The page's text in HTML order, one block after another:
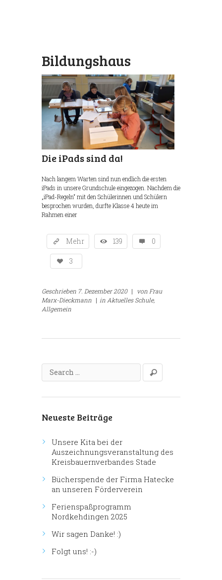
Bildungshaus
Wischhafen
Die iPads sind da!
Nach langem Warten sind nun endlich die ersten
iPads in unsere Grundschule eingezogen. Nachdem die
„iPad-Regeln“ mit den Schülerinnen und Schülern
besprochen wurden, durfte Klasse 4 heute im
Rahmen einer
Mehr 139 0
3
Geschrieben 7. Dezember 2020 | von Frau
Marx-Dieckmann | in Aktuelles Schule,
Allgemein
Neueste Beiträge
Unsere Kita bei der
Auszeichnungsveranstaltung des
Kreisbauernverbandes Stade
Bücherspende der Firma Hatecke
an unseren Förderverein
Ferienspaßprogramm
Nordkehdingen 2025
Wir sagen Danke! :)
Folgt uns! :-)